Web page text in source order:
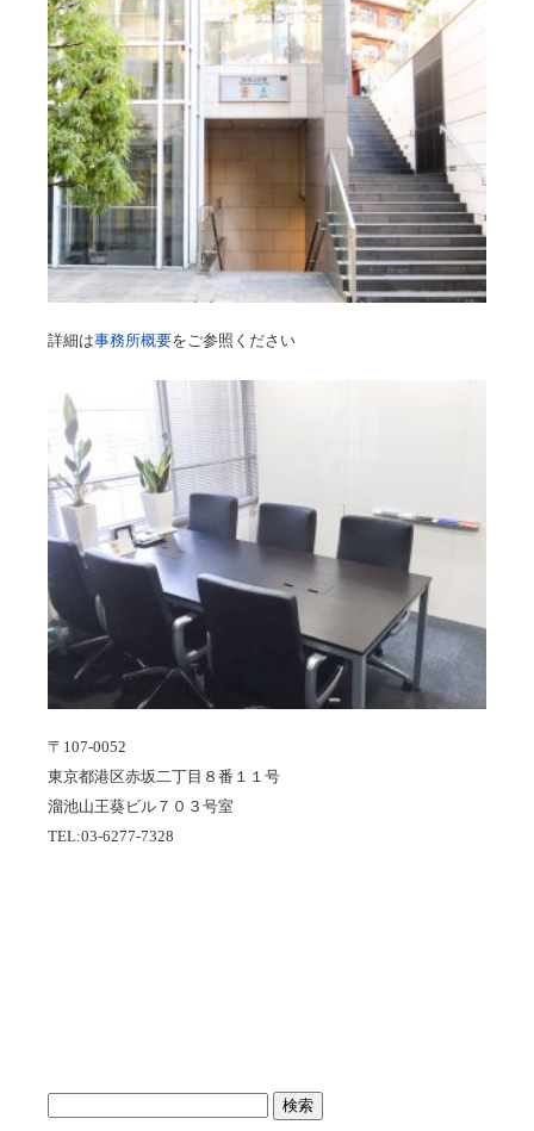
詳細は事務所概要をご参照ください
〒107-0052
東京都港区赤坂二丁目８番１１号
溜池山王葵ビル７０３号室
TEL:03-6277-7328